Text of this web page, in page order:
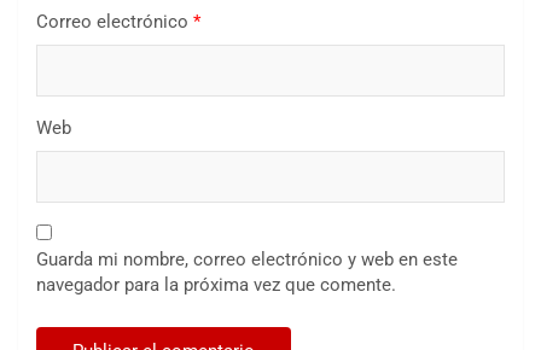
Correo electrónico *
Web
Guarda mi nombre, correo electrónico y web en este
navegador para la próxima vez que comente.